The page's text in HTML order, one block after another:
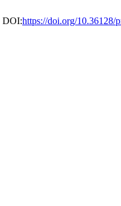
DOI:https://doi.org/10.36128/